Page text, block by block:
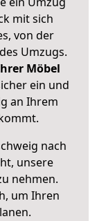
mit sich
von der
Umzugs.
Möbel
ein und
an Ihrem
nach
unsere
nehmen.
um Ihren